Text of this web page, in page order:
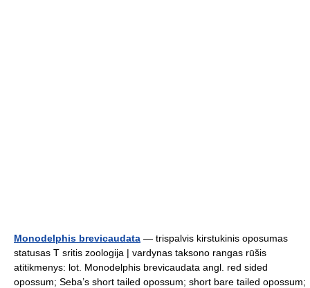
Monodelphis brevicaudata — trispalvis kirstukinis oposumas
statusas T sritis zoologija | vardynas taksono rangas rūšis
atitikmenys: lot. Monodelphis brevicaudata angl. red sided
opossum; Seba’s short tailed opossum; short bare tailed opossum;